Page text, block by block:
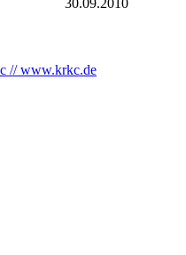
30.09.2010
// www.krkc.de